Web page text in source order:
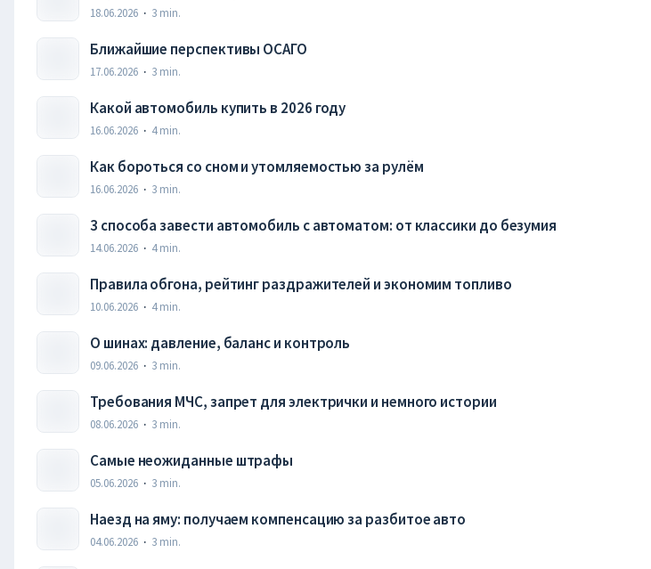
18.06.2026 · 3 min.
Ближайшие перспективы ОСАГО
17.06.2026 · 3 min.
Какой автомобиль купить в 2026 году
16.06.2026 · 4 min.
Как бороться со сном и утомляемостью за рулём
16.06.2026 · 3 min.
3 способа завести автомобиль с автоматом: от классики до безумия
14.06.2026 · 4 min.
Правила обгона, рейтинг раздражителей и экономим топливо
10.06.2026 · 4 min.
О шинах: давление, баланс и контроль
09.06.2026 · 3 min.
Требования МЧС, запрет для электрички и немного истории
08.06.2026 · 3 min.
Самые неожиданные штрафы
05.06.2026 · 3 min.
Наезд на яму: получаем компенсацию за разбитое авто
04.06.2026 · 3 min.